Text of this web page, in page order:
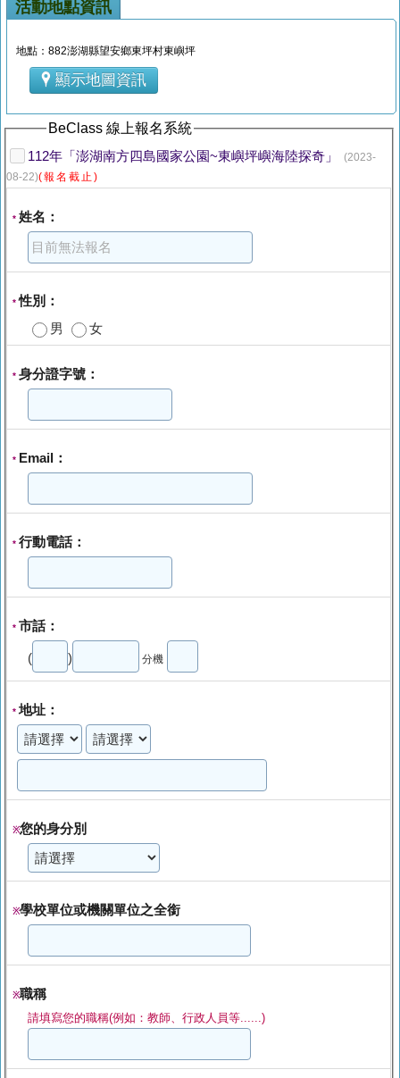
活動地點資訊
地點：882澎湖縣望安鄉東坪村東嶼坪
顯示地圖資訊
BeClass 線上報名系統
112年「澎湖南方四島國家公園~東嶼坪嶼海陸探奇」
(2023-
08-22)(報名截止)
* 姓名：
*性別：
男
女
* 身分證字號：
* Email：
* 行動電話：
* 市話：
( ) 分機
*地址：
※您的身分別
※學校單位或機關單位之全銜
※職稱
請填寫您的職稱(例如：教師、行政人員等......)